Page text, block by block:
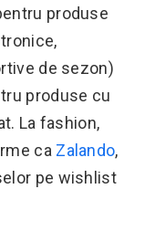
produse
de sezon)
produse cu
La fashion,
ca Zalando,
pe wishlist